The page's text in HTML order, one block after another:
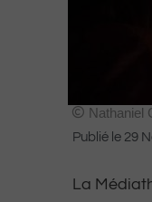
Nathaniel
Publié le 29
La